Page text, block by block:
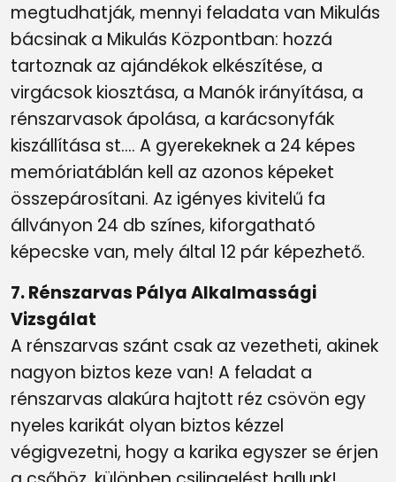
megtudhatják, mennyi feladata van Mikulás
bácsinak a Mikulás Központban: hozzá
tartoznak az ajándékok elkészítése, a
virgácsok kiosztása, a Manók irányítása, a
rénszarvasok ápolása, a karácsonyfák
kiszállítása st…. A gyerekeknek a 24 képes
memóriatáblán kell az azonos képeket
összepárosítani. Az igényes kivitelű fa
állványon 24 db színes, kiforgatható
képecske van, mely által 12 pár képezhető.
7. Rénszarvas Pálya Alkalmassági
Vizsgálat
A rénszarvas szánt csak az vezetheti, akinek
nagyon biztos keze van! A feladat a
rénszarvas alakúra hajtott réz csövön egy
nyeles karikát olyan biztos kézzel
végigvezetni, hogy a karika egyszer se érjen